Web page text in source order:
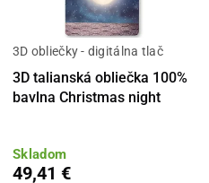
3D obliečky - digitálna tlač
3D talianská obliečka 100%
bavlna Christmas night
Skladom
49,41 €